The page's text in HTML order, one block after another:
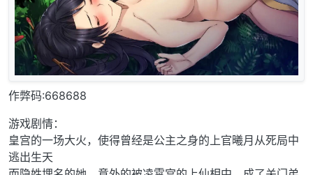
作弊码:668688
游戏剧情：
皇宫的一场大火，使得曾经是公主之身的上官曦月从死局中
逃出生天